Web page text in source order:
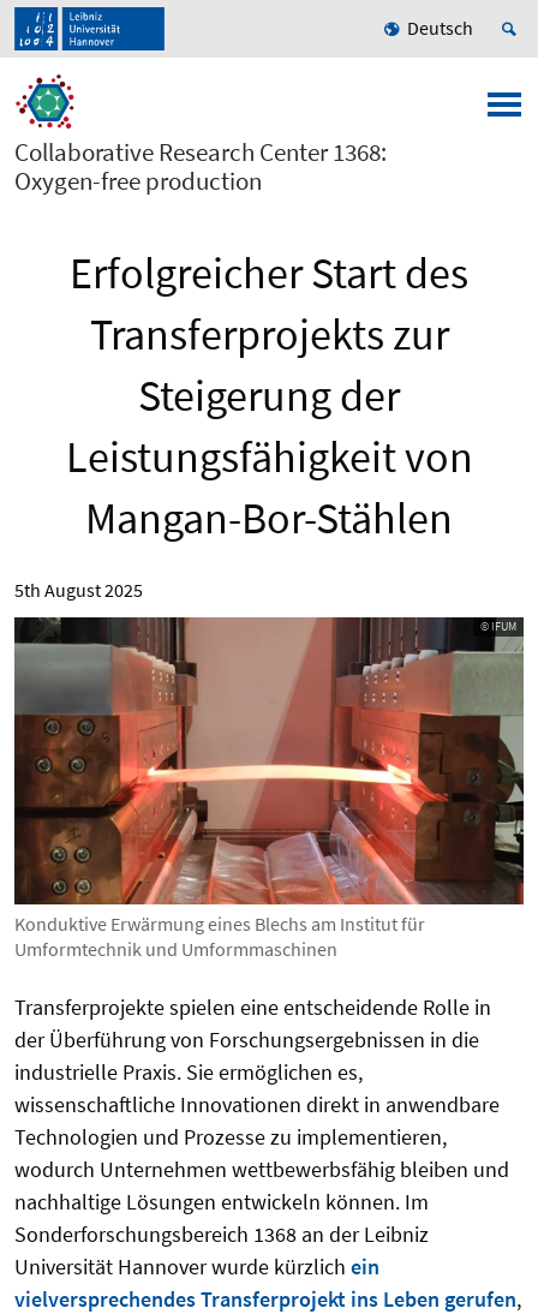
Deutsch
Collaborative Research Center 1368:
Oxygen-free production
Erfolgreicher Start des
Transferprojekts zur
Steigerung der
Leistungsfähigkeit von
Mangan-Bor-Stählen
5th August 2025
© IFUM
Konduktive Erwärmung eines Blechs am Institut für
Umformtechnik und Umformmaschinen
Transferprojekte spielen eine entscheidende Rolle in
der Überführung von Forschungsergebnissen in die
industrielle Praxis. Sie ermöglichen es,
wissenschaftliche Innovationen direkt in anwendbare
Technologien und Prozesse zu implementieren,
wodurch Unternehmen wettbewerbsfähig bleiben und
nachhaltige Lösungen entwickeln können. Im
Sonderforschungsbereich 1368 an der Leibniz
Universität Hannover wurde kürzlich ein
vielversprechendes Transferprojekt ins Leben gerufen,